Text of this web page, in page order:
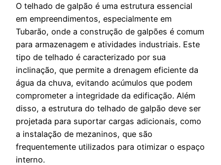
O telhado de galpão é uma estrutura essencial
em empreendimentos, especialmente em
Tubarão, onde a construção de galpões é comum
para armazenagem e atividades industriais. Este
tipo de telhado é caracterizado por sua
inclinação, que permite a drenagem eficiente da
água da chuva, evitando acúmulos que podem
comprometer a integridade da edificação. Além
disso, a estrutura do telhado de galpão deve ser
projetada para suportar cargas adicionais, como
a instalação de mezaninos, que são
frequentemente utilizados para otimizar o espaço
interno.